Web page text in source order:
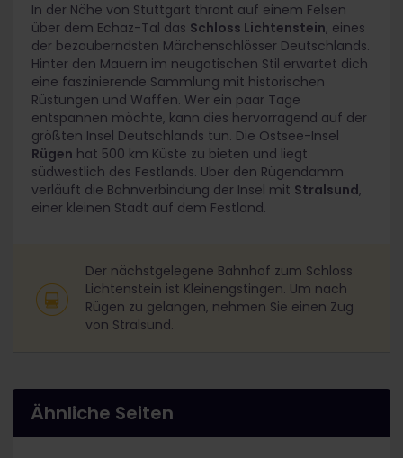
In der Nähe von Stuttgart thront auf einem Felsen
über dem Echaz-Tal das Schloss Lichtenstein, eines
der bezauberndsten Märchenschlösser Deutschlands.
Hinter den Mauern im neugotischen Stil erwartet dich
eine faszinierende Sammlung mit historischen
Rüstungen und Waffen. Wer ein paar Tage
entspannen möchte, kann dies hervorragend auf der
größten Insel Deutschlands tun. Die Ostsee-Insel
Rügen hat 500 km Küste zu bieten und liegt
südwestlich des Festlands. Über den Rügendamm
verläuft die Bahnverbindung der Insel mit Stralsund,
einer kleinen Stadt auf dem Festland.
Der nächstgelegene Bahnhof zum Schloss
Lichtenstein ist Kleinengstingen. Um nach
Rügen zu gelangen, nehmen Sie einen Zug
von Stralsund.
Ähnliche Seiten